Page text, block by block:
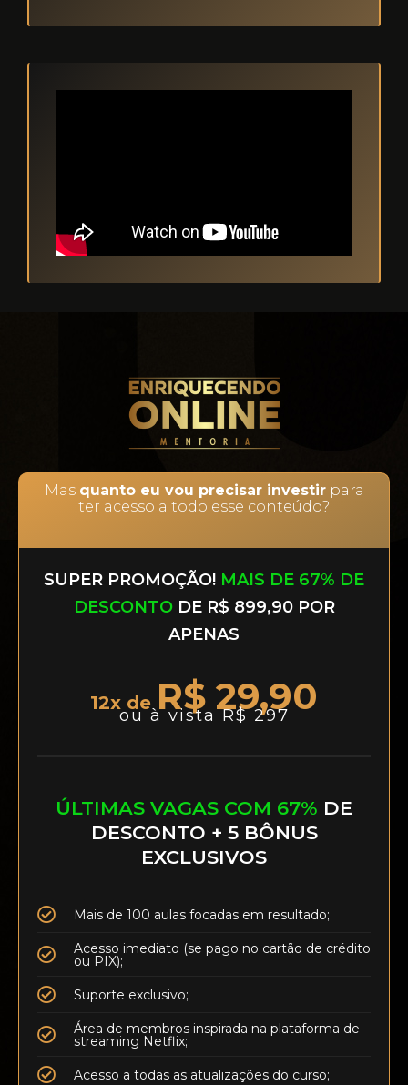
Mas quanto eu vou precisar investirpara
ter acesso a todo esse conteúdo?
SUPER PROMOÇÃO! MAIS DE 67% DE
DESCONTODE R$ 899,90 POR
APENAS
12x de R$ 29,90
ou à vista R$ 297
ÚLTIMAS VAGAS COM 67% DE
DESCONTO + 5 BÔNUS
EXCLUSIVOS
Mais de 100 aulas focadas em resultado;
Acesso imediato (se pago no cartão de crédito
ou PIX);
Suporte exclusivo;
Área de membros inspirada na plataforma de
streaming Netflix;
Acesso a todas as atualizações do curso;